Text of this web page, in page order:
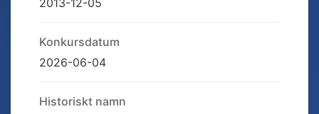
2013-12-05
Konkursdatum
2026-06-04
Historiskt namn